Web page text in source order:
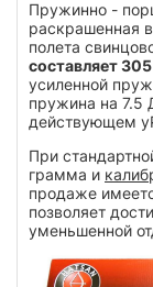
Пружинно -
раскрашенная
полета
составляет
усиленной
пружина на 7.5
действующем
При
грамма и
продаже
позволяет
уменьшенной